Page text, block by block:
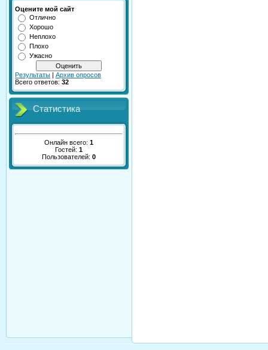
Оцените мой сайт
Отлично
Хорошо
Неплохо
Плохо
Ужасно
Результаты | Архив опросов
Всего ответов: 32
Статистика
Онлайн всего: 1
Гостей: 1
Пользователей: 0